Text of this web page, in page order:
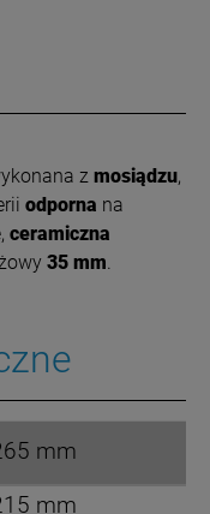
z mosiądzu,
odporna na
ceramiczna
35 mm
mm
mm